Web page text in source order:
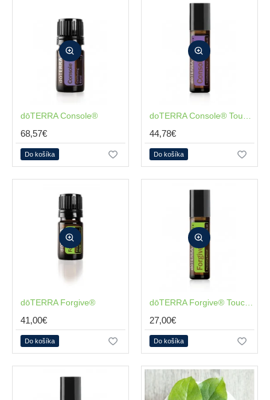
dōTERRA Console®
68,57€
Do košíka
NOVÉdoTERRA Console® Touch 10ml
44,78€
Do košíka
dōTERRA Forgive®
41,00€
Do košíka
NOVÉdōTERRA Forgive® Touch 10ml
27,00€
Do košíka